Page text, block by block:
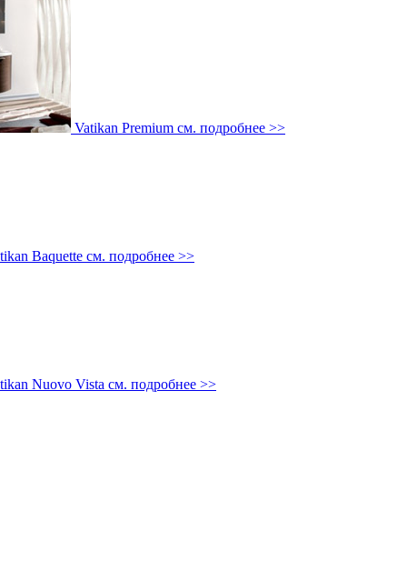
Vatikan Premium см. подробнее >>
Baquette см. подробнее >>
Nuovo Vista см. подробнее >>